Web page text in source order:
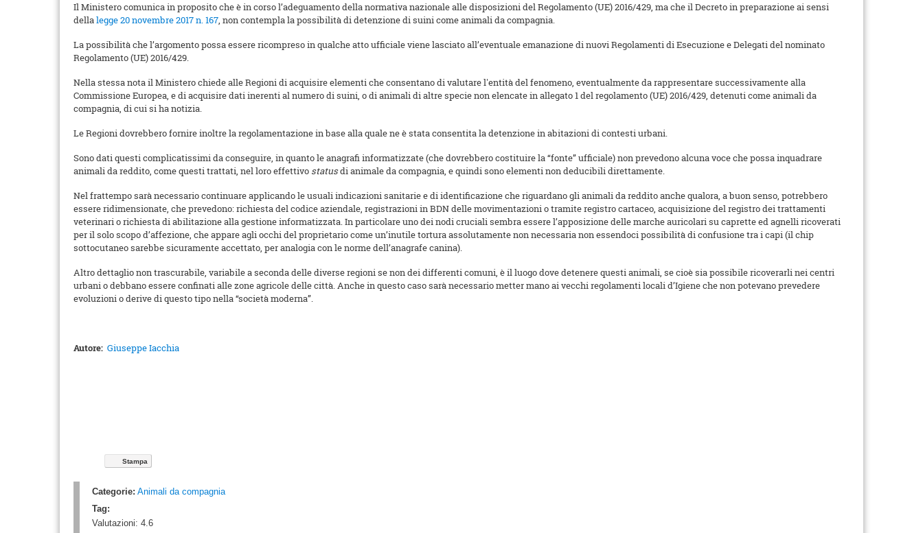
Il Ministero comunica in proposito che è in corso l’adeguamento della normativa nazionale alle disposizioni del Regolamento (UE) 2016/429, ma che il Decreto in preparazione ai sensi
dellalegge 20 novembre 2017 n. 167, non contempla la possibilità di detenzione di suini come animali da compagnia.
La possibilità che l’argomento possa essere ricompreso in qualche atto ufficiale viene lasciato all’eventuale emanazione di nuovi Regolamenti di Esecuzione e Delegati del nominato
Regolamento (UE) 2016/429.
Nella stessa nota il Ministero chiede alle Regioni di acquisire elementi che consentano di valutare l'entità del fenomeno, eventualmente da rappresentare successivamente alla
Commissione Europea, e di acquisire dati inerenti al numero di suini, o di animali di altre specie non elencate in allegato 1 del regolamento (UE) 2016/429, detenuti come animali da
compagnia, di cui si ha notizia.
Le Regioni dovrebbero fornire inoltre la regolamentazione in base alla quale ne è stata consentita la detenzione in abitazioni di contesti urbani.
Sono dati questi complicatissimi da conseguire, in quanto le anagrafi informatizzate (che dovrebbero costituire la “fonte” ufficiale) non prevedono alcuna voce che possa inquadrare
animali da reddito, come questi trattati, nel loro effettivo statusdi animale da compagnia, e quindi sono elementi non deducibili direttamente.
Nel frattempo sarà necessario continuare applicando le usuali indicazioni sanitarie e di identificazione che riguardano gli animali da reddito anche qualora, a buon senso, potrebbero
essere ridimensionate, che prevedono: richiesta del codice aziendale, registrazioni in BDN delle movimentazioni o tramite registro cartaceo, acquisizione del registro dei trattamenti
veterinari o richiesta di abilitazione alla gestione informatizzata. In particolare uno dei nodi cruciali sembra essere l’apposizione delle marche auricolari su caprette ed agnelli ricoverati
per il solo scopo d’affezione, che appare agli occhi del proprietario come un’inutile tortura assolutamente non necessaria non essendoci possibilità di confusione tra i capi (il chip
sottocutaneo sarebbe sicuramente accettato, per analogia con le norme dell’anagrafe canina).
Altro dettaglio non trascurabile, variabile a seconda delle diverse regioni se non dei differenti comuni, è il luogo dove detenere questi animali, se cioè sia possibile ricoverarli nei centri
urbani o debbano essere confinati alle zone agricole delle città. Anche in questo caso sarà necessario metter mano ai vecchi regolamenti locali d’Igiene che non potevano prevedere
evoluzioni o derive di questo tipo nella “società moderna”.
Autore: Giuseppe Iacchia
Stampa
Categorie: Animali da compagnia
Tag:
Valutazioni: 4.6